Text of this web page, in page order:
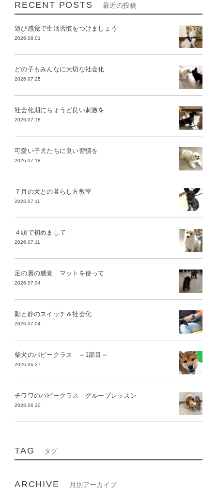
RECENT POSTS 最近の投稿
遊び感覚で生活習慣をつけましょう
2026.08.01
どの子もみんなに大切な社会化
2026.07.25
社会化期にちょうど良い刺激を
2026.07.18
可愛い子犬たちに良い習慣を
2026.07.18
７月の犬との暮らし方教室
2026.07.11
４頭で初めまして
2026.07.11
足の裏の感覚 マットを使って
2026.07.04
動と静のスイッチ＆社会化
2026.07.04
柴犬のパピークラス ～1部目～
2026.06.27
チワワのパピークラス グループレッスン
2026.06.20
TAG タグ
ARCHIVE 月別アーカイブ